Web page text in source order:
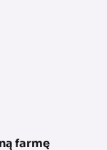
farmę